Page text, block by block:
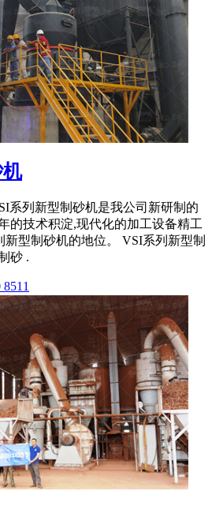
系列新型制砂机是我公司新研制的
的技术积淀,现代化的加工设备精工
型制砂机的地位。 VSI系列新型制
砂 .